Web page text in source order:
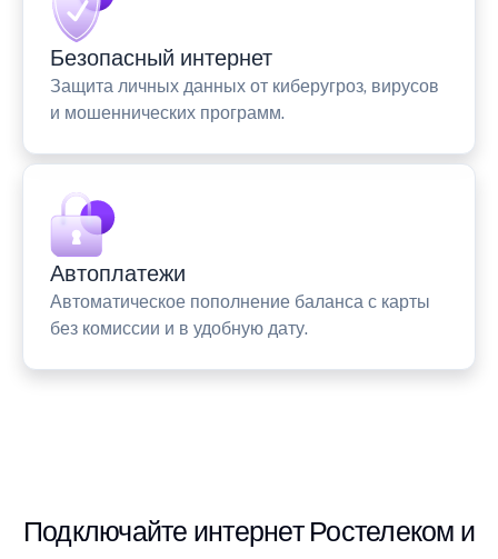
Безопасный интернет
Защита личных данных от киберугроз, вирусов
и мошеннических программ.
Автоплатежи
Автоматическое пополнение баланса с карты
без комиссии и в удобную дату.
Подключайте интернет Ростелеком и